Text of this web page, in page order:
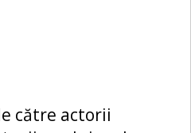
către actorii